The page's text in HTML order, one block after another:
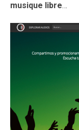
musique libre…